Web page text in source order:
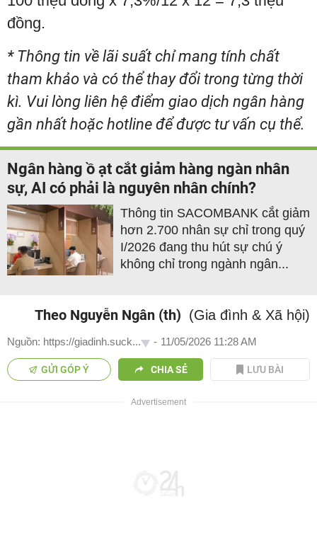
đồng.
* Thông tin về lãi suất chỉ mang tính chất
tham khảo và có thể thay đổi trong từng thời
kì. Vui lòng liên hệ điểm giao dịch ngân hàng
gần nhất hoặc hotline ‎để được tư vấn cụ thể.
Ngân hàng ồ ạt cắt giảm hàng ngàn nhân
sự, AI có phải là nguyên nhân chính?
Thông tin SACOMBANK cắt giảm
hơn 2.700 nhân sự chỉ trong quý
I/2026 đang thu hút sự chú ý
không chỉ trong ngành ngân...
Theo Nguyễn Ngân (th) (Gia đình & Xã hội)
Nguồn: https://giadinh.suck... - 11/05/2026 11:28 AM
GỬI GÓP Ý CHIA SẺ LƯU BÀI